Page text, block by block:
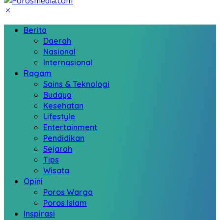
Berita
Daerah
Nasional
Internasional
Ragam
Sains & Teknologi
Budaya
Kesehatan
Lifestyle
Entertainment
Pendidikan
Sejarah
Tips
Wisata
Opini
Poros Warga
Poros Islam
Inspirasi